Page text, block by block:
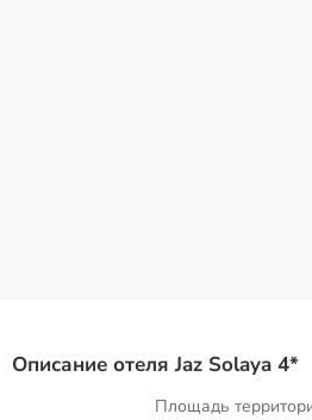
Описание отеля Jaz Solaya 4*
Площадь